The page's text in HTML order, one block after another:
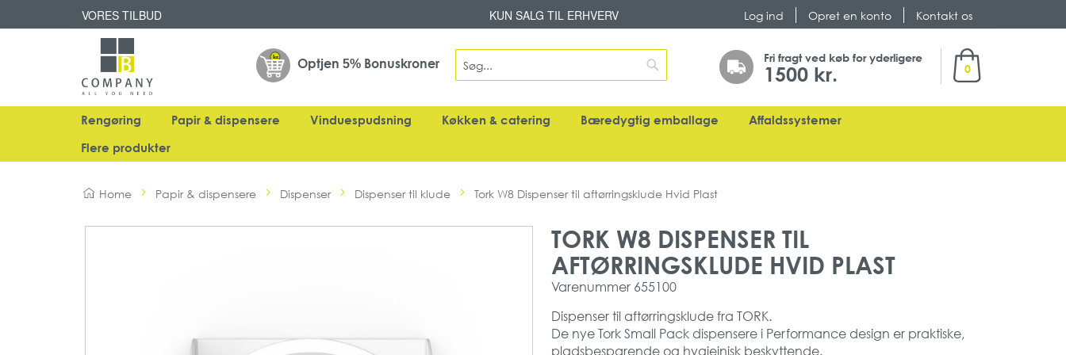
Skip
to
Content
Log ind Opret en konto Kontakt os
VORES TILBUD KUN SALG TIL ERHVERV
0
Fri fragt ved køb for yderligere
1500 kr.
Search
Search
Optjen 5%Bonuskroner
Rengøring Papir & dispensere Vinduespudsning Køkken & catering Bæredygtig emballage
Affaldssystemer
Flere produkter
Home Papir & dispensere Dispenser Dispenser til klude Tork W8 Dispenser til aftørringsklude Hvid Plast
TORK W8 DISPENSER TIL
AFTØRRINGSKLUDE HVID PLAST
Varenummer 655100
Dispenser til aftørringsklude fra TORK.
De nye Tork Small Pack dispensere i Performance design er praktiske,
pladsbesparende og hygiejnisk beskyttende.